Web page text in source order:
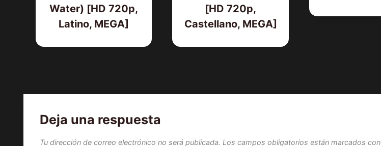
Water) [HD 720p,
Latino, MEGA]
[HD 720p,
Castellano, MEGA]
Deja una respuesta
Tu dirección de correo electrónico no será publicada. Los campos obligatorios están marcados con